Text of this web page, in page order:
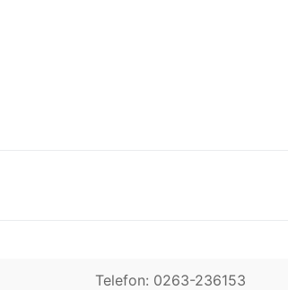
Telefon: 0263-236153